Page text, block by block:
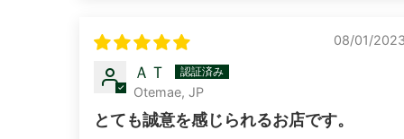
08/01/
ＡＴ
Otemae, JP
とても誠意を感じられるお店です。